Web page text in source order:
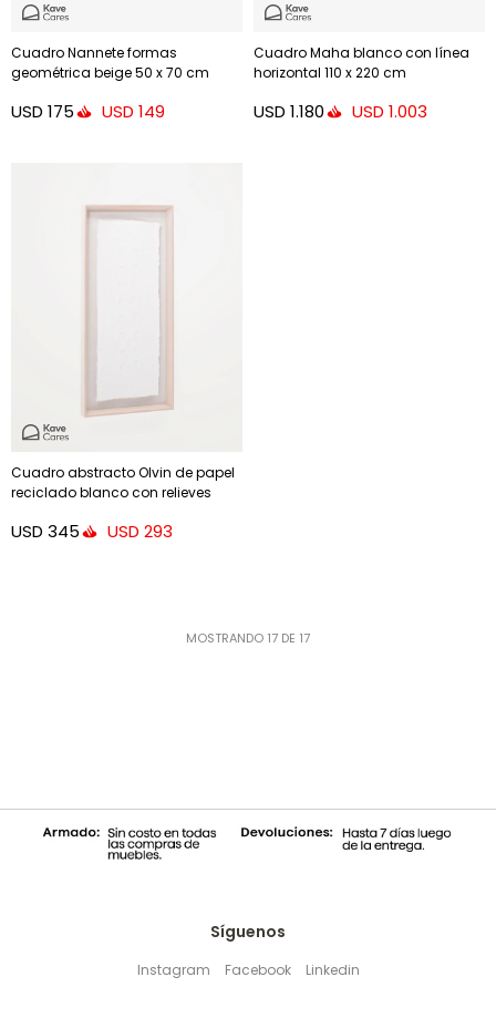
Cuadro Nannete formas
geométrica beige 50 x 70 cm
USD 175 USD 149
Cuadro Maha blanco con línea
horizontal 110 x 220 cm
USD 1.180 USD 1.003
Cuadro abstracto Olvin de papel
reciclado blanco con relieves
USD 345 USD 293
MOSTRANDO 17 DE 17
Síguenos
Instagram Facebook Linkedin